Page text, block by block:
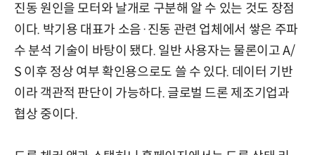
진동 원인을 모터와 날개로 구분해 알 수 있는 것도 장점
이다. 박기용 대표가 소음·진동 관련 업체에서 쌓은 주파
수 분석 기술이 바탕이 됐다. 일반 사용자는 물론이고 A/
S 이후 정상 여부 확인용으로도 쓸 수 있다. 데이터 기반
이라 객관적 판단이 가능하다. 글로벌 드론 제조기업과
협상 중이다.